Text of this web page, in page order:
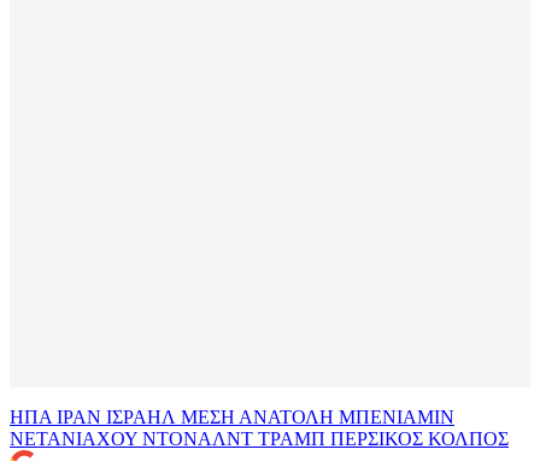
ΗΠΑ ΙΡΑΝ ΙΣΡΑΗΛ ΜΕΣΗ ΑΝΑΤΟΛΗ ΜΠΕΝΙΑΜΙΝ
ΝΕΤΑΝΙΑΧΟΥ ΝΤΟΝΑΛΝΤ ΤΡΑΜΠ ΠΕΡΣΙΚΟΣ ΚΟΛΠΟΣ